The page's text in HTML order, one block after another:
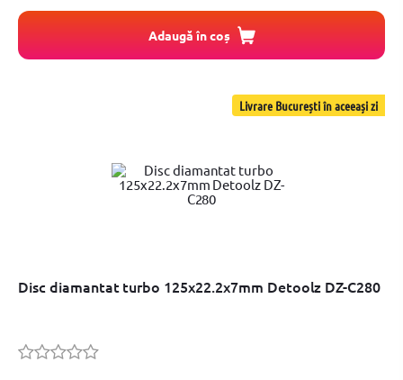
Adaugă în coș
Livrare București în aceeași zi
Disc diamantat turbo 125x22.2x7mm Detoolz DZ-C280